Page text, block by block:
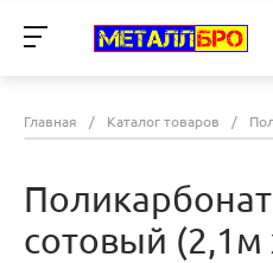
Главная / Каталог товаров /
сотовый